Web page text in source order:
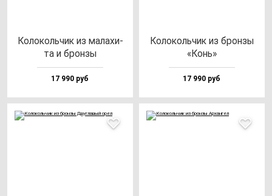
Коло­коль­чик из ма­ла­хи­
та и брон­зы
17 990 руб
Коло­коль­чик из брон­зы
«Конь»
17 990 руб